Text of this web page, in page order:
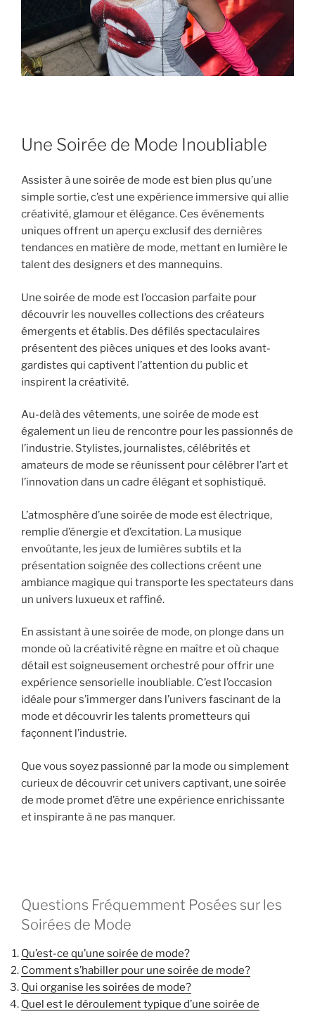
Une Soirée de Mode Inoubliable
Assister à une soirée de mode est bien plus qu’une
simple sortie, c’est une expérience immersive qui allie
créativité, glamour et élégance. Ces événements
uniques offrent un aperçu exclusif des dernières
tendances en matière de mode, mettant en lumière le
talent des designers et des mannequins.
Une soirée de mode est l’occasion parfaite pour
découvrir les nouvelles collections des créateurs
émergents et établis. Des défilés spectaculaires
présentent des pièces uniques et des looks avant-
gardistes qui captivent l’attention du public et
inspirent la créativité.
Au-delà des vêtements, une soirée de mode est
également un lieu de rencontre pour les passionnés de
l’industrie. Stylistes, journalistes, célébrités et
amateurs de mode se réunissent pour célébrer l’art et
l’innovation dans un cadre élégant et sophistiqué.
L’atmosphère d’une soirée de mode est électrique,
remplie d’énergie et d’excitation. La musique
envoûtante, les jeux de lumières subtils et la
présentation soignée des collections créent une
ambiance magique qui transporte les spectateurs dans
un univers luxueux et raffiné.
En assistant à une soirée de mode, on plonge dans un
monde où la créativité règne en maître et où chaque
détail est soigneusement orchestré pour offrir une
expérience sensorielle inoubliable. C’est l’occasion
idéale pour s’immerger dans l’univers fascinant de la
mode et découvrir les talents prometteurs qui
façonnent l’industrie.
Que vous soyez passionné par la mode ou simplement
curieux de découvrir cet univers captivant, une soirée
de mode promet d’être une expérience enrichissante
et inspirante à ne pas manquer.
Questions Fréquemment Posées sur les
Soirées de Mode
Qu’est-ce qu’une soirée de mode?
Comment s’habiller pour une soirée de mode?
Qui organise les soirées de mode?
Quel est le déroulement typique d’une soirée de